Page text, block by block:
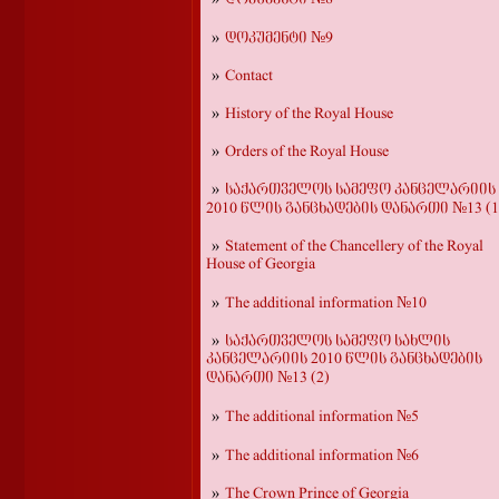
დოკუმენტი №9
Contact
History of the Royal House
Orders of the Royal House
საქართველოს სამეფო კანცელარიის
2010 წლის განცხადების დანართი №13
Statement of the Chancellery of the Royal
House of Georgia
The additional information №10
საქართველოს სამეფო სახლის
კანცელარიის 2010 წლის განცხადების
დანართი №13 (2)
The additional information №5
The additional information №6
The Crown Prince of Georgia